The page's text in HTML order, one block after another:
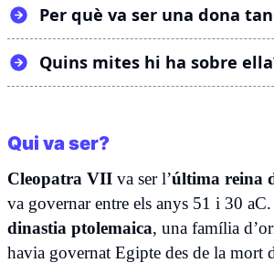
Per què va ser una dona
Quins mites hi ha sobre
Qui va ser?
Cleopatra VII va ser l’última reina
va governar entre els anys 51 i 30
dinastia ptolemaica, una família
havia governat Egipte des de la mort